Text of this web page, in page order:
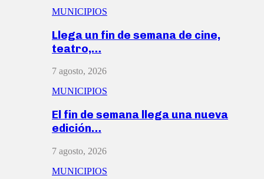
MUNICIPIOS
Llega un fin de semana de cine,
teatro,…
7 agosto, 2026
MUNICIPIOS
El fin de semana llega una nueva
edición…
7 agosto, 2026
MUNICIPIOS